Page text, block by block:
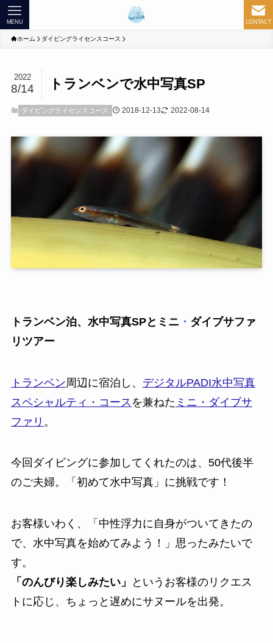
CONTACT
MENU
ホーム ダイビングライセンスコース
トランベンで水中写真SP
2022
8/14
ダイビングライセンスコース 2018-12-13 2022-08-14
トランベン泊、水中写真SPとミニ ・ ダイブサファ
リツアー
トランベン周辺に宿泊し、 デジタルPADI水中写真
スペシャルティ・コース を兼ねた ミニ・ダイブサ
ファリ 。
今回ダイビングに参加してくれたのは、50代後半
のご夫婦。「初めて水中写真」に挑戦です！
お客様いわく、「中性浮力に自身がついてきたの
で、水中写真を始めてみよう！」思ったみたいで
す。
「のんびり楽しみたい」
というお客様のリクエス
トに応じ、ちょっと遅めにサヌールを出発。